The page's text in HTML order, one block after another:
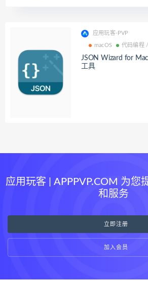
应用玩客-PVP
macOS 代码编程
JSON Wizard for
工具
应用玩客 | APPPVP.COM 为您
和服务
立即注册
加入会员